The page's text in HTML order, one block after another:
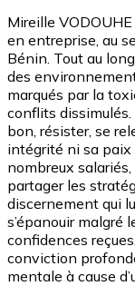
Mireille
en entreprise, au
Bénin. Tout au
des
marqués par la
conflits
bon, résister, se
intégrité ni sa paix
nombreux salariés,
partager les
discernement qui
s’épanouir malgré
confidences
conviction
mentale à cause